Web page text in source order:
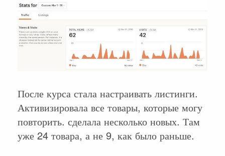
После курса стала настраивать листинги.
Активизировала все товары, которые могу
повторить. сделала несколько новых. Там
уже 24 товара, а не 9, как было раньше.